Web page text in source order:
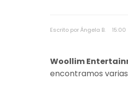
Escrito por Ángela B. 15:00
Woollim
encontramos